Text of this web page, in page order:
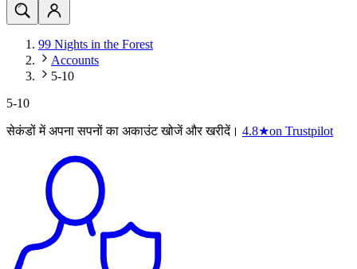
99 Nights in the Forest
Accounts
5-10
5-10
सेकंडों में अपना सपनों का अकाउंट खोजें और खरीदें। 4.8★on Trustpilot